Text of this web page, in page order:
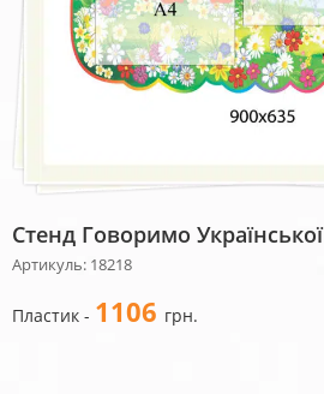
Стенд Говоримо Української
Артикуль: 18218
Пластик - 1106 грн.